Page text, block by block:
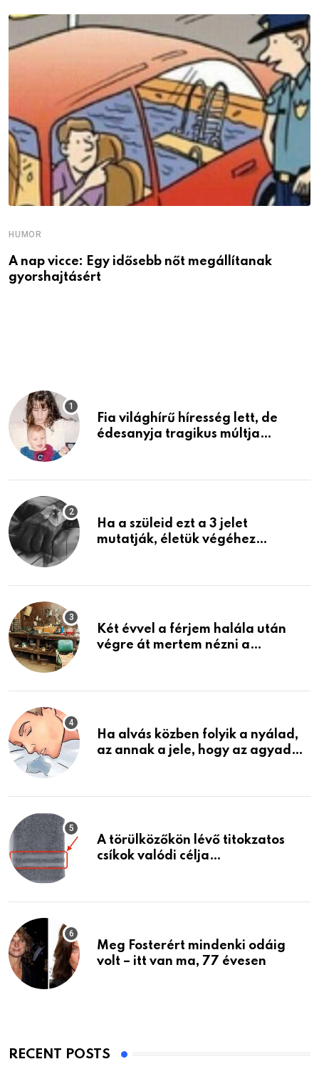
HUMOR
A nap vicce: Egy idősebb nőt megállítanak
gyorshajtásért
Fia világhírű híresség lett, de
édesanyja tragikus múltja
Ha a szüleid ezt a 3 jelet
mutatják, életük végéhez
Két évvel a férjem halála után
végre át mertem nézni a
életemet
Ha alvás közben folyik a nyálad,
az annak a jele, hogy az agyad…
A törülközőkön lévő titokzatos
csíkok valódi célja…
Meg Fosterért mindenki odáig
volt – itt van ma, 77 évesen
RECENT POSTS